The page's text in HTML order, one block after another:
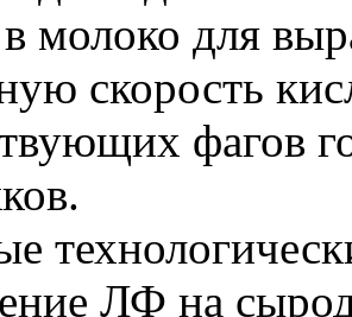
молоко для
скорость
фагов
ЛФ на